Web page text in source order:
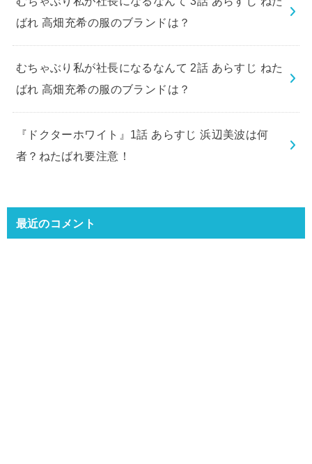
ばれ 高畑充希の服のブランドは？
むちゃぶり私が社長になるなんて 2話 あらすじ ねた
ばれ 高畑充希の服のブランドは？
『ドクターホワイト』1話 あらすじ 浜辺美波は何
者？ねたばれ要注意！
最近のコメント